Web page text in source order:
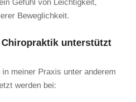
Gefühl von Leichtigkeit,
Beweglichkeit.
unterstützt
meiner Praxis unter anderem
werden bei: